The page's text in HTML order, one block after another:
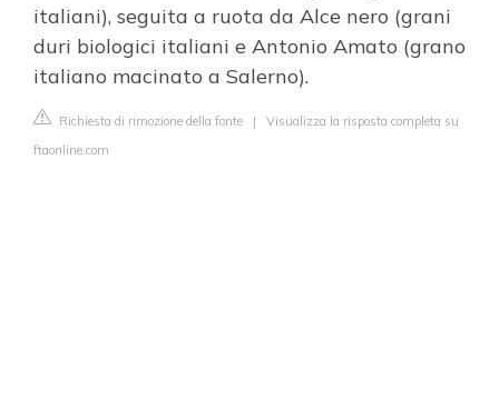
italiani), seguita a ruota da Alce nero (grani
duri biologici italiani e Antonio Amato (grano
italiano macinato a Salerno).
Richiesta di rimozione della fonte | Visualizza la risposta completa su
ftaonline.com